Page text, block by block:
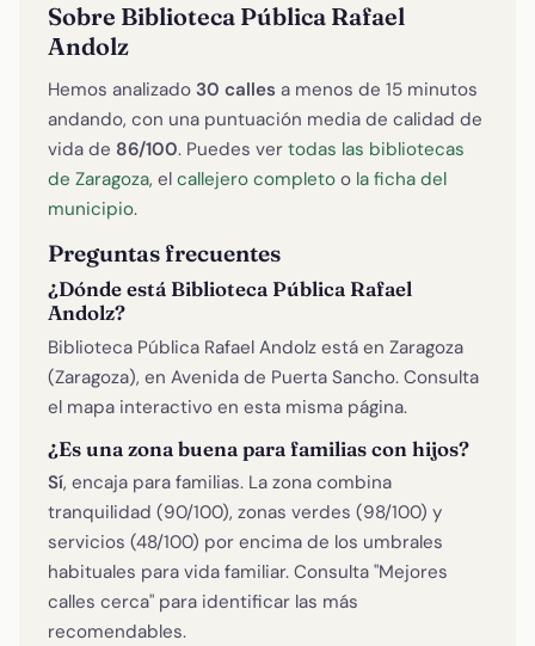
Sobre Biblioteca Pública Rafael
Andolz
Hemos analizado 30 calles a menos de 15 minutos
andando, con una puntuación media de calidad de
vida de 86/100. Puedes ver todas las bibliotecas
de Zaragoza, el callejero completo o la ficha del
municipio.
Preguntas frecuentes
¿Dónde está Biblioteca Pública Rafael
Andolz?
Biblioteca Pública Rafael Andolz está en Zaragoza
(Zaragoza), en Avenida de Puerta Sancho. Consulta
el mapa interactivo en esta misma página.
¿Es una zona buena para familias con hijos?
Sí, encaja para familias. La zona combina
tranquilidad (90/100), zonas verdes (98/100) y
servicios (48/100) por encima de los umbrales
habituales para vida familiar. Consulta "Mejores
calles cerca" para identificar las más
recomendables.